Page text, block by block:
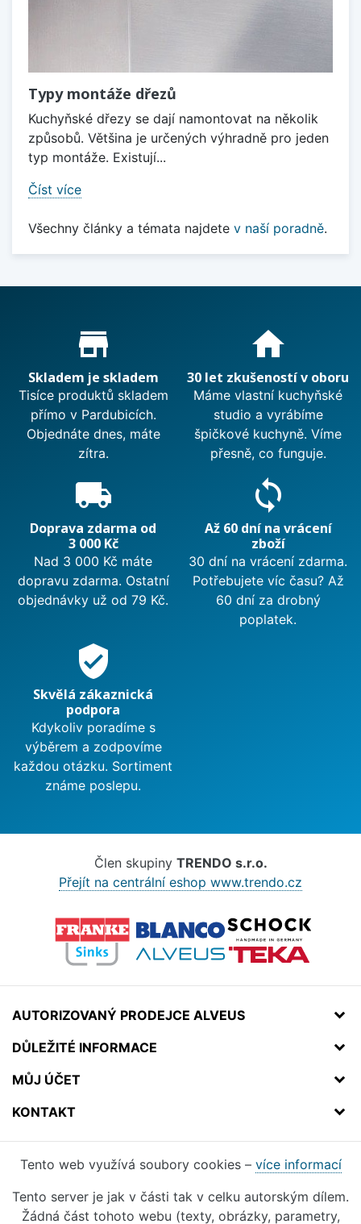
Typy montáže dřezů
Kuchyňské dřezy se dají namontovat na několik
způsobů. Většina je určených výhradně pro jeden
typ montáže. Existují...
Číst více
Všechny články a témata najdete v naší poradně.
Proč nakupovat u nás?
store_mall_directory
Skladem je skladem
Tisíce produktů skladem
přímo v Pardubicích.
Objednáte dnes, máte
zítra.
home
30 let zkušeností v oboru
Máme vlastní kuchyňské
studio a vyrábíme
špičkové kuchyně. Víme
přesně, co funguje.
local_shipping
Doprava zdarma od
3 000 Kč
Nad 3 000 Kč máte
dopravu zdarma. Ostatní
objednávky už od 79 Kč.
sync
Až 60 dní na vrácení
zboží
30 dní na vrácení zdarma.
Potřebujete víc času? Až
60 dní za drobný
poplatek.
verified_user
Skvělá zákaznická
podpora
Kdykoliv poradíme s
výběrem a zodpovíme
každou otázku. Sortiment
známe poslepu.
Člen skupiny TRENDO s.r.o.
Přejít na centrální eshop www.trendo.cz
AUTORIZOVANÝ PRODEJCE ALVEUS
DŮLEŽITÉ INFORMACE
MŮJ ÚČET
KONTAKT
Tento web využívá soubory cookies – více informací
Tento server je jak v části tak v celku autorským dílem.
Žádná část tohoto webu (texty, obrázky, parametry,